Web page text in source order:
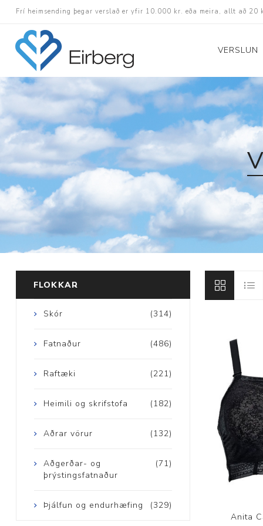
Frí heimsending þegar verslað er yfir 10.000 kr. eða meira, allt að 20
VERSLUN
Skór
Götuskór
Hlaupaskór
Utanvega- og
Barnaskór
Eldri skór á afslætti
Aðrar vörur
Ljós og öryggi
gönguhjálpartæki
Ferðavörur
Anita
FLOKKAR
(314)
Skór
(486)
Fatnaður
(221)
Raftæki
(182)
Heimili og skrifstofa
(132)
Aðrar vörur
(71)
Aðgerðar- og
þrýstingsfatnaður
(329)
Þjálfun og endurhæfing